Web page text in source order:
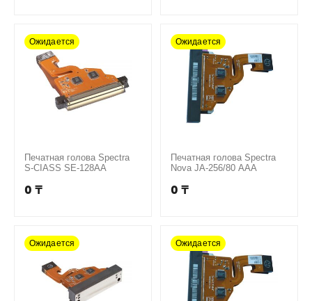
Ожидается
Печатная голова Spectra
S-CIASS SE-128AA
0 ₸
Ожидается
Печатная голова Spectra
Nova JA-256/80 AAA
0 ₸
Ожидается Ожидается